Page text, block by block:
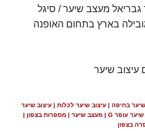
גבריאל מעצב שיער / סיגל
בארץ בתחום האופנה
בחיפה | עיצוב שיער לכלות | עיצוב שיער
כלות | עיצוב שיער לכלות בצפון | עיצוב שיער עופר G | מעצב שיער | מספרות בצפון |
בצפון